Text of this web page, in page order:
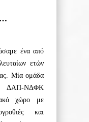
ένα από
ετών
Μία ομάδα
ΔΑΠ-ΝΔΦΚ
χώρο με
και